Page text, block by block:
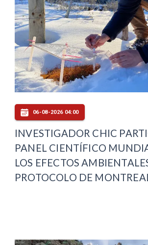
06-08-2026 04:00
INVESTIGADOR CHIC
PANEL CIENTÍFICO
LOS EFECTOS
PROTOCOLO DE